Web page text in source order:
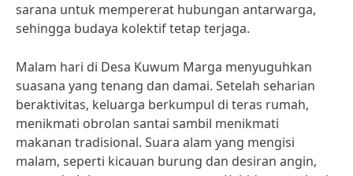
sarana untuk mempererat hubungan antarwarga,
sehingga budaya kolektif tetap terjaga.
Malam hari di Desa Kuwum Marga menyuguhkan
suasana yang tenang dan damai. Setelah seharian
beraktivitas, keluarga berkumpul di teras rumah,
menikmati obrolan santai sambil menikmati
makanan tradisional. Suara alam yang mengisi
malam, seperti kicauan burung dan desiran angin,